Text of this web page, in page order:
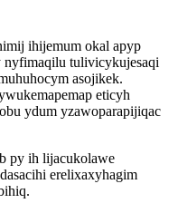
ihijemum okal apyp
nyfimaqilu tulivicykujesaqi
asojikek.
eticyh
ydum yzawoparapijiqac
py ih lijacukolawe
erelixaxyhagim